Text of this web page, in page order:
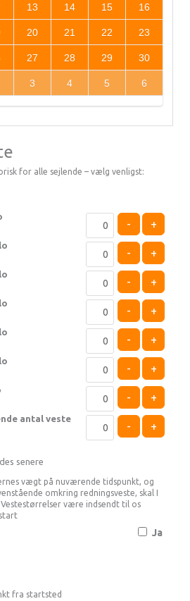
13 14 15 16
20 21 22 23
27 28 29 30
3 4 5 6
for alle sejlende – vælg venligst:
- +
- +
- +
- +
- +
- +
- +
antal veste
- +
senere
vægt på nuværende tidspunkt, og
omkring redningsveste, skal I
være indsendt til os
Ja
fra startsted